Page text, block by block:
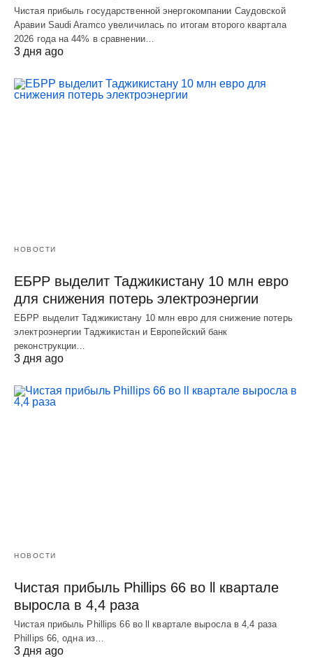
Чистая прибыль государственной энергокомпании Саудовской
Аравии Saudi Aramco увеличилась по итогам второго квартала
2026 года на 44% в сравнении…
3 дня ago
НОВОСТИ
ЕБРР выделит Таджикистану 10 млн евро
для снижения потерь электроэнергии
ЕБРР выделит Таджикистану 10 млн евро для снижение потерь
электроэнергии Таджикистан и Европейский банк
реконструкции…
3 дня ago
НОВОСТИ
Чистая прибыль Phillips 66 во ll квартале
выросла в 4,4 раза
Чистая прибыль Phillips 66 во ll квартале выросла в 4,4 раза
Phillips 66, одна из…
3 дня ago